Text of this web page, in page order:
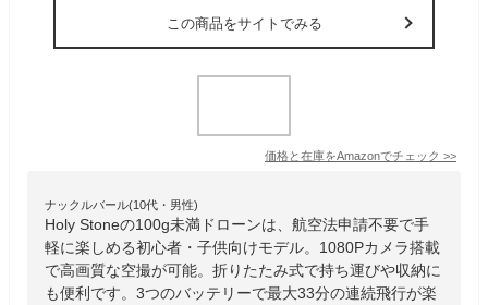
この商品をサイトでみる
価格と在庫をAmazonでチェック >>
ナックルバール(10代・男性)
Holy Stoneの100g未満ドローンは、航空法申請不要で手
軽に楽しめる初心者・子供向けモデル。1080Pカメラ搭載
で高画質な空撮が可能。折りたたみ式で持ち運びや収納に
も便利です。3つのバッテリーで最大33分の連続飛行が楽